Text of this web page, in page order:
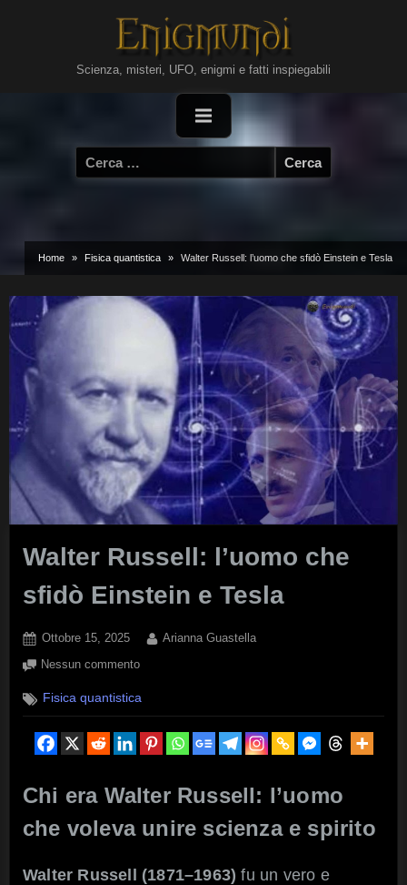
Scienza, misteri, UFO, enigmi e fatti inspiegabili
Ricerca
per:
Home Fisica quantistica Walter Russell: l’uomo che sfidò Einstein e Tesla
Walter Russell: l’uomo che
sfidò Einstein e Tesla
Posted
on
Ottobre 15, 2025 By
Arianna Guastella
Nessun commentosu
Russell:
l’uomo
che
sfidò
e
Fisica quantistica
Chi era Walter Russell: l’uomo
che voleva unire scienza e spirito
Walter Russell (1871–1963) fu un vero e